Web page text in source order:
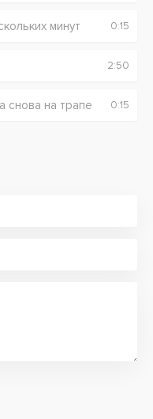
минут 0:15
2:50
снова на трапе 0:15